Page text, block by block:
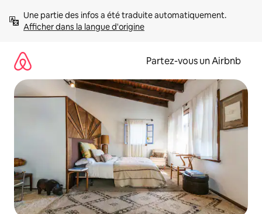
directement
Afficher dans la langue d'origine
Partez-vous un Airbnb